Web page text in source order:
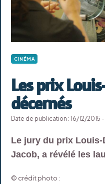
CINÉMA
Les prix
décernés
Date de publication : 16/12/2015
Le jury du prix
Jacob, a révélé les
© crédit photo :